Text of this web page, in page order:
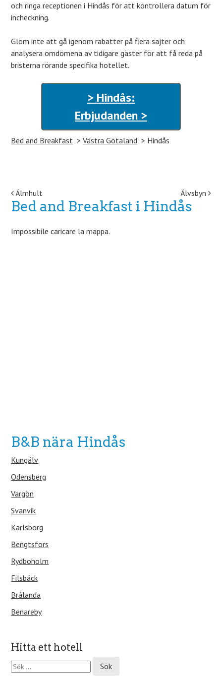
och ringa receptionen i Hindås för att kontrollera datum för
incheckning.
Glöm inte att gå igenom rabatter på flera sajter och
analysera omdömena av tidigare gäster för att få reda på
bristerna rörande specifika hotellet.
> Hindås:
Erbjudanden >
Bed and Breakfast Västra Götaland Hindås
Post navigation
Älmhult Älvsbyn
Bed and Breakfast i Hindås
Impossibile caricare la mappa.
B&B nära Hindås
Kungälv
Odensberg
Vargön
Svanvik
Karlsborg
Bengtsfors
Rydboholm
Filsbäck
Brålanda
Benareby
Hitta ett hotell
S
ö